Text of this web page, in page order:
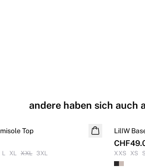
andere haben sich auch
Top
L XL XXL 3XL
LilIW
XXS XS